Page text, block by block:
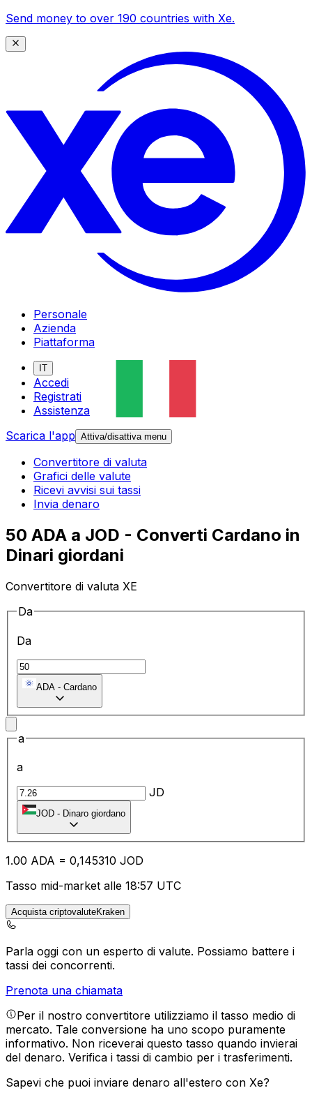
Send money to over 190 countries with Xe.
Personale
Azienda
Piattaforma
IT
Accedi
Registrati
Assistenza
Scarica l'app Attiva/disattiva menu
Convertitore di valuta
Grafici delle valute
Ricevi avvisi sui tassi
Invia denaro
50 ADA a JOD - Converti Cardano in
Dinari giordani
Convertitore di valuta XE
Da
Da
ADA - Cardano
a
a
JD
JOD - Dinaro giordano
1.00 ADA = 0,145310 JOD
Tasso mid-market alle 18:57 UTC
Acquista criptovaluteKraken
Parla oggi con un esperto di valute. Possiamo battere i
tassi dei concorrenti.
Prenota una chiamata
Per il nostro convertitore utilizziamo il tasso medio di
mercato. Tale conversione ha uno scopo puramente
informativo. Non riceverai questo tasso quando invierai
del denaro. Verifica i tassi di cambio per i trasferimenti.
Sapevi che puoi inviare denaro all'estero con Xe?